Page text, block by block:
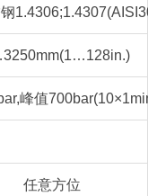
峰值700bar(10×1min)
任意方位